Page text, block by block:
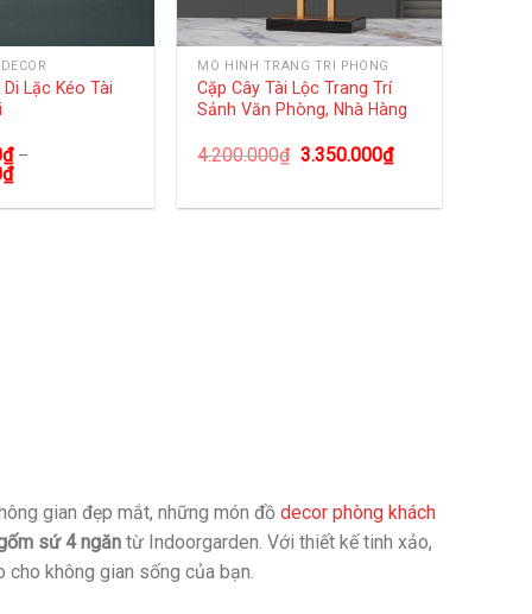
Lặc Kéo Tài
₫–
₫
MÔ HÌNH TRANG TRÍ PHÒNG
Cặp Cây Tài Lộc Trang Trí
Sảnh Văn Phòng, Nhà Hàng
4.200.000₫ 3.350.000₫
gian đẹp mắt, những món đồ decor phòng khách
sứ 4 ngăn từ Indoorgarden. Với thiết kế tinh xảo,
không gian sống của bạn.